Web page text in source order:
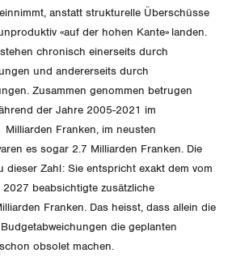
anstatt strukturelle Überschüsse
«auf der hohen Kante» landen.
chronisch einerseits durch
und andererseits durch
Zusammen genommen betrugen
der Jahre 2005-2021 im
Milliarden Franken, im neusten
es sogar 2.7 Milliarden Franken. Die
dieser Zahl: Sie entspricht exakt dem vom
beabsichtigte zusätzliche
Franken. Das heisst, dass allein die
die geplanten
obsolet machen.